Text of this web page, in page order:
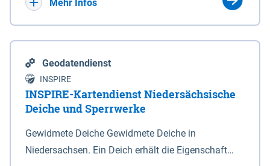
Mehr Infos
Geodatendienst
INSPIRE
INSPIRE-Kartendienst Niedersächsische
Deiche und Sperrwerke
Gewidmete Deiche Gewidmete Deiche in
Niedersachsen. Ein Deich erhält die Eigenschaft